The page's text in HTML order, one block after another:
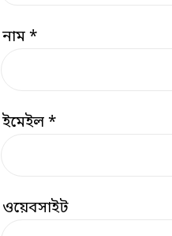
নাম*
ইমেইল*
ওয়েবসাইট